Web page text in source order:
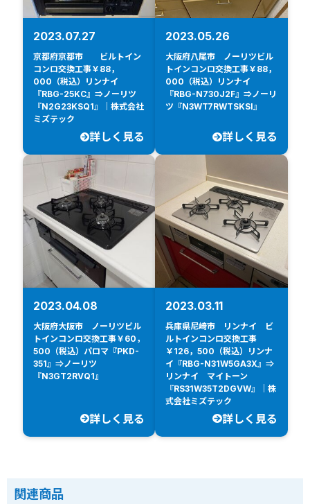
2023.07.27
京都府京都市 ビルトイン
コンロ交換工事￥88，
000（税込）リンナイ
『RBG-25KC』⇒ノーリツ
『N2G23KSQ1』｜株式会社
ミズテック
詳しく見る
2023.05.26
大阪府八尾市 ノーリツビル
トインコンロ交換工事￥88，
000（税込）リンナイ
『RBG-N730J2F』⇒ノーリ
ツ『N3WT7RWTSKSI』
詳しく見る
2023.04.08
大阪府大阪市 ノーリツビル
トインコンロ交換工事￥60，
500（税込）パロマ『PKD-
351』⇒ノーリツ
『N3GT2RVQ1』
詳しく見る
2023.03.11
兵庫県尼崎市 リンナイ ビ
ルトインコンロ交換工事
￥126，500（税込）リンナ
イ『RBG-N31W5GA3X』⇒
リンナイ マイトーン
『RS31W35T2DGVW』｜株
式会社ミズテック
詳しく見る
関連商品